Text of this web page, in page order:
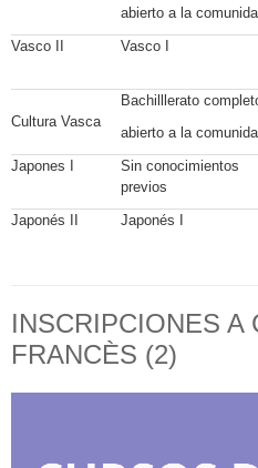
abierto a la
Vasco II Vasco I
Cultura Vasca
Bachilllerato
abierto a la
Japones I
Sin conocimientos
previos
Japonés II Japonés I
INSCRIPCIONES A
FRANCÈS (2)